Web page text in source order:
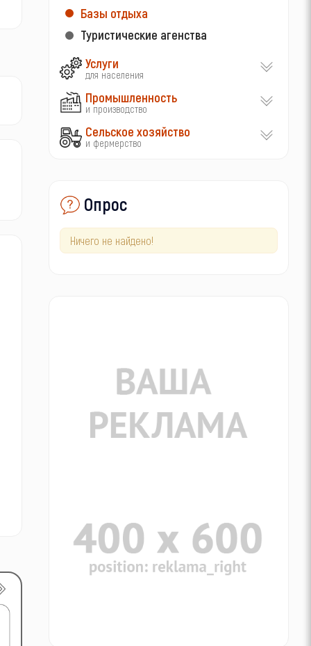
Базы отдыха
Туристические агенства
Услуги
для населения
Промышленность
и производство
Сельское хозяйство
и фермерство
Опрос
Ничего не найдено!